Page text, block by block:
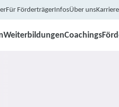
Für FörderträgerInfosÜber unsKarriere
WeiterbildungenCoachings